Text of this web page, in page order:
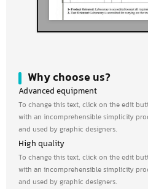
Why choose us?
Advanced equipment
To change this text, click on the edit
with an incomprehensible simplicity
and used by graphic designers.
High quality
To change this text, click on the edit
with an incomprehensible simplicity
and used by graphic designers.